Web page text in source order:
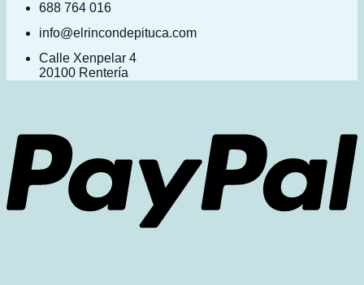
688 764 016
info@elrincondepituca.com
Calle Xenpelar 4
20100 Rentería